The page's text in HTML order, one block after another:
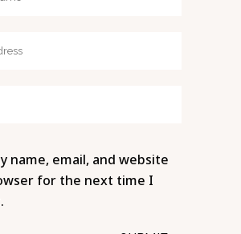
name, email, and website
for the next time I